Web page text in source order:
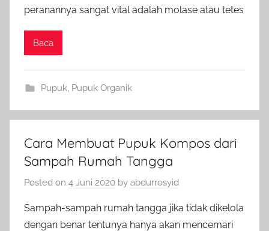
peranannya sangat vital adalah molase atau tetes
Baca
Pupuk, Pupuk Organik
Cara Membuat Pupuk Kompos dari
Sampah Rumah Tangga
Posted on 4 Juni 2020 by abdurrosyid
Sampah-sampah rumah tangga jika tidak dikelola
dengan benar tentunya hanya akan mencemari